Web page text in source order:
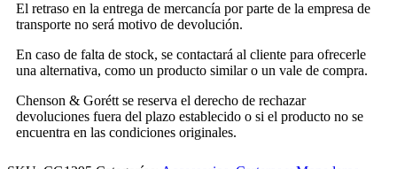
El retraso en la entrega de mercancía por parte de la empresa de
transporte no será motivo de devolución.
En caso de falta de stock, se contactará al cliente para ofrecerle
una alternativa, como un producto similar o un vale de compra.
Chenson & Gorétt se reserva el derecho de rechazar
devoluciones fuera del plazo establecido o si el producto no se
encuentra en las condiciones originales.